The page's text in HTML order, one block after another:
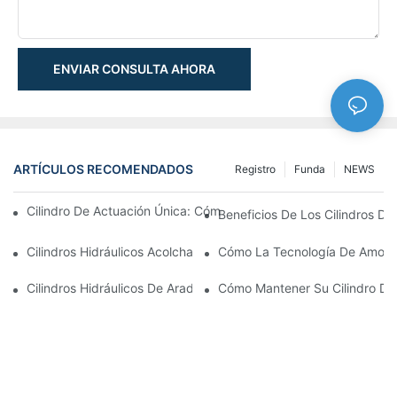
ENVIAR CONSULTA AHORA
ARTÍCULOS RECOMENDADOS NEWS
Funda
Registro
Cilindro De Actuación Única: Cómo Funciona & Aplicaciones
Beneficios De Los Cilindros
Cilindros Hidráulicos Acolchados: Impacto Reductor &
Cómo La Tecnología De
Cilindros Hidráulicos De Arado De Nieve: Características Clave
Cómo Mantener Su Cilindro